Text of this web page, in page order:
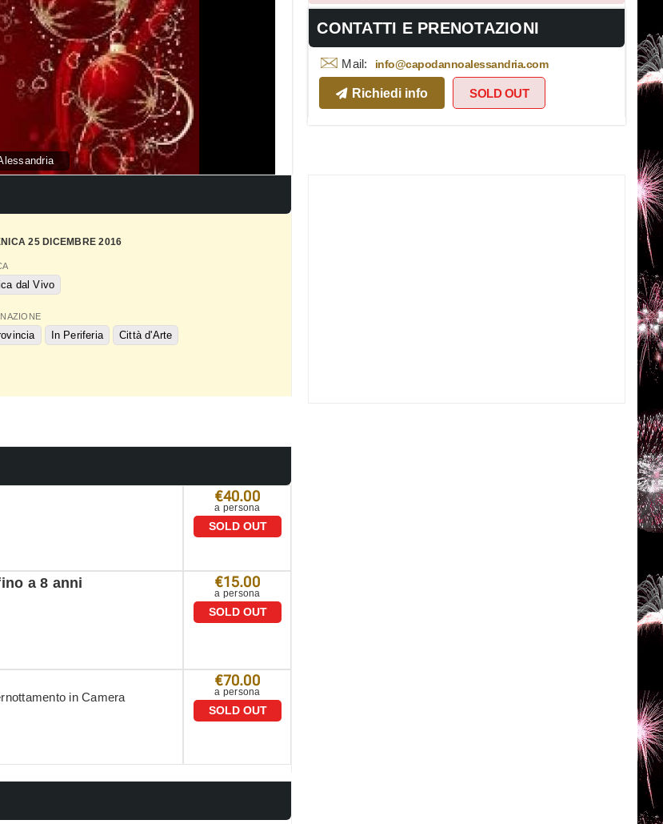
CONTATTI E PRENOTAZIONI
Mail: info@capodannoalessandria.com
Richiedi info SOLD OUT
25 DICEMBRE 2016
dal Vivo
In Periferia Città d'Arte
€40.00
a persona
SOLD OUT
a 8 anni €15.00
a persona
SOLD OUT
in Camera
€70.00
a persona
SOLD OUT